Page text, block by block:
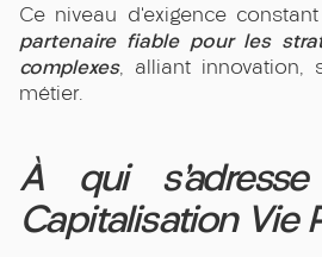
Ce niveau d’exigence
partenaire fiable pour les
complexes, alliant innovation,
métier.
À qui
Capitalisation Vie